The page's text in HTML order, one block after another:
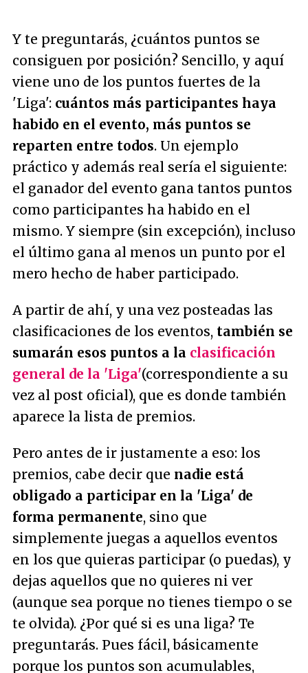
Y te preguntarás, ¿cuántos puntos se
consiguen por posición? Sencillo, y aquí
viene uno de los puntos fuertes de la
'Liga': cuántos más participantes haya
habido en el evento, más puntos se
reparten entre todos. Un ejemplo
práctico y además real sería el siguiente:
el ganador del evento gana tantos puntos
como participantes ha habido en el
mismo. Y siempre (sin excepción), incluso
el último gana al menos un punto por el
mero hecho de haber participado.
A partir de ahí, y una vez posteadas las
clasificaciones de los eventos, también se
sumarán esos puntos a la clasificación
general de la 'Liga'(correspondiente a su
vez al post oficial), que es donde también
aparece la lista de premios.
Pero antes de ir justamente a eso: los
premios, cabe decir que nadie está
obligado a participar en la 'Liga' de
forma permanente, sino que
simplemente juegas a aquellos eventos
en los que quieras participar (o puedas), y
dejas aquellos que no quieres ni ver
(aunque sea porque no tienes tiempo o se
te olvida). ¿Por qué si es una liga? Te
preguntarás. Pues fácil, básicamente
porque los puntos son acumulables,